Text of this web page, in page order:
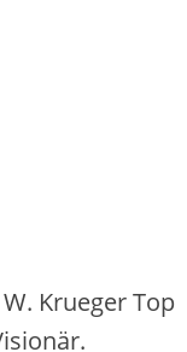
Krueger Top